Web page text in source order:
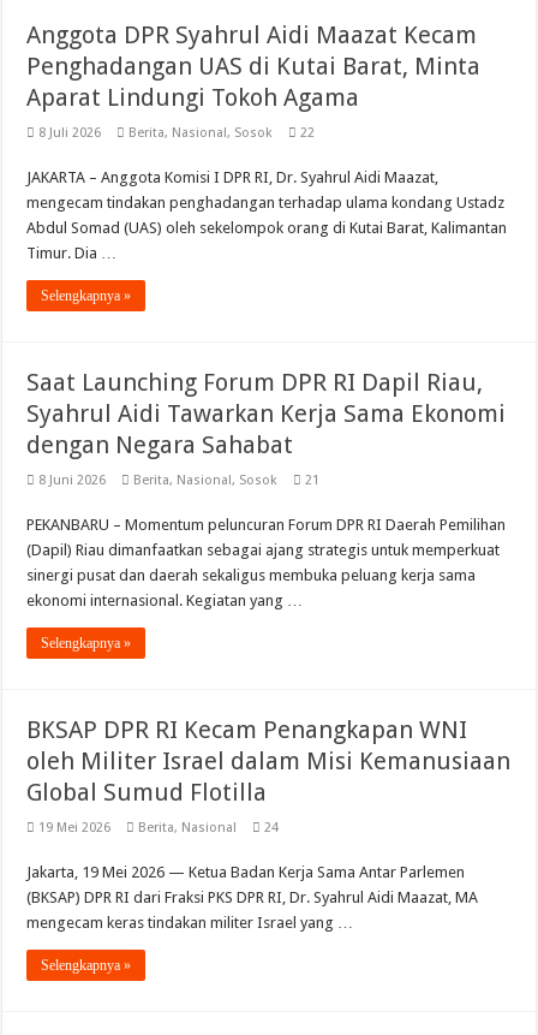
Anggota DPR Syahrul Aidi Maazat Kecam
Penghadangan UAS di Kutai Barat, Minta
Aparat Lindungi Tokoh Agama
8 Juli 2026 Berita, Nasional, Sosok 22
JAKARTA – Anggota Komisi I DPR RI, Dr. Syahrul Aidi Maazat,
mengecam tindakan penghadangan terhadap ulama kondang Ustadz
Abdul Somad (UAS) oleh sekelompok orang di Kutai Barat, Kalimantan
Timur. Dia …
Selengkapnya »
Saat Launching Forum DPR RI Dapil Riau,
Syahrul Aidi Tawarkan Kerja Sama Ekonomi
dengan Negara Sahabat
8 Juni 2026 Berita, Nasional, Sosok 21
PEKANBARU – Momentum peluncuran Forum DPR RI Daerah Pemilihan
(Dapil) Riau dimanfaatkan sebagai ajang strategis untuk memperkuat
sinergi pusat dan daerah sekaligus membuka peluang kerja sama
ekonomi internasional. Kegiatan yang …
Selengkapnya »
BKSAP DPR RI Kecam Penangkapan WNI
oleh Militer Israel dalam Misi Kemanusiaan
Global Sumud Flotilla
19 Mei 2026 Berita, Nasional 24
Jakarta, 19 Mei 2026 — Ketua Badan Kerja Sama Antar Parlemen
(BKSAP) DPR RI dari Fraksi PKS DPR RI, Dr. Syahrul Aidi Maazat, MA
mengecam keras tindakan militer Israel yang …
Selengkapnya »